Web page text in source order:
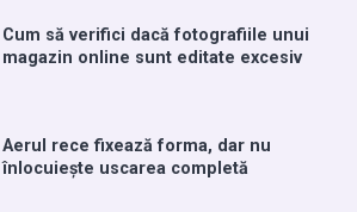
Cum să verifici dacă fotografiile unui
magazin online sunt editate excesiv
Aerul rece fixează forma, dar nu
înlocuiește uscarea completă